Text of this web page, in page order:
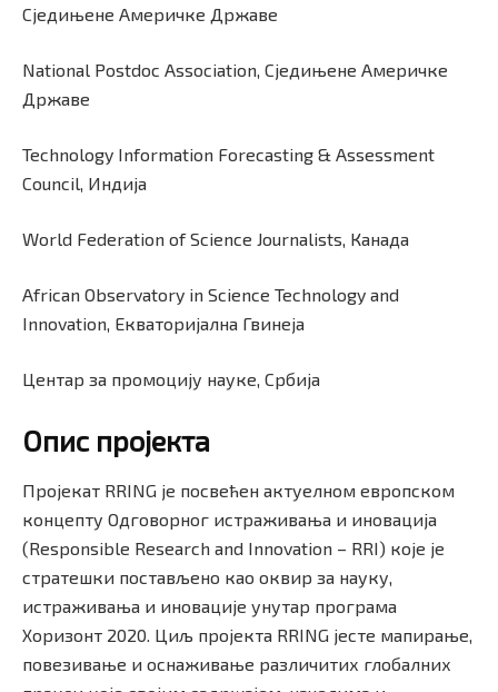
Сједињене Aмеричке Државе
National Postdoc Association, Сједињене Америчке
Државе
Technology Information Forecasting & Assessment
Council, Индија
World Federation of Science Journalists, Канада
African Observatory in Science Technology and
Innovation, Екваторијална Гвинеја
Центар за промоцију науке, Србија
Опис проjекта
Пројекат RRING је посвећен актуелном европском
концепту Одговорног истраживања и иновација
(Responsible Research and Innovation – RRI) које је
стратешки постављено као оквир за науку,
истраживања и иновације унутар програма
Хоризонт 2020. Циљ пројекта RRING јесте мапирање,
повезивање и оснаживање различитих глобалних